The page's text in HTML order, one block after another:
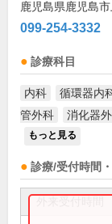
鹿児島県鹿児島
099-254-3332
診療科目
内科 循環器内
管外科
消化器
もっと見る
診療/受付時間